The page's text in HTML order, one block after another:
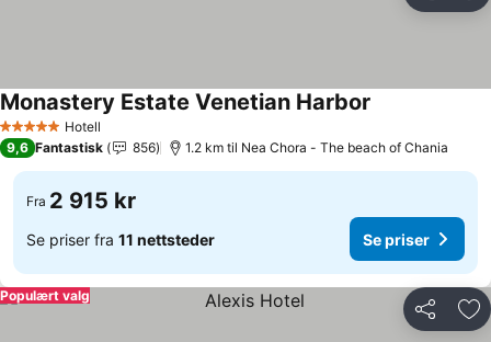
5 Stjerner Hotell
Monastery Estate Venetian Harbor
9,6 Fantastisk 856 1.2 km til Nea Chora - The beach of Chania
Fra 2 915 kr
Se priser fra 11 nettsteder Se priser
Del
Populært valg